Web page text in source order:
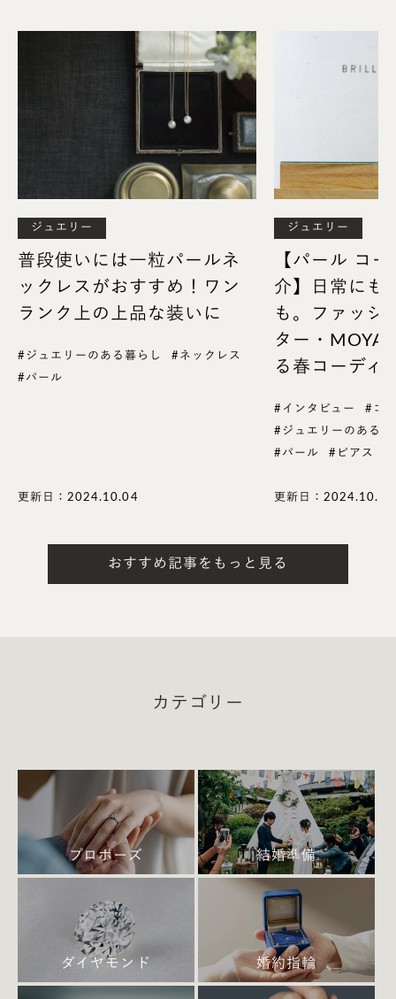
の記念日の日付」の例を組み合わせると、文面が出
スペースが限られた婚約指輪にもイニシャルと記念
日を刻印したいという場合は
＜イニシャル＞＆＜イニシャル＞’23（半角6文字）
のように日付を省略すれば、希望を叶えることができ
メッセージ
婚約指輪に贈る人から贈られる人への気持ちを込め
からの人生で大切にしたいことを刻むのも素敵です。
もちろん、全く逆の発想で、ストレートな想いを日
本語で刻印するのも素敵です。
I Do（誓います／半角4文字）
Love（愛／半角4文字）
xoxo（「ハグと頬へのキス」を表す／半角4文字）
ジュエリー
普段使いには一粒パールネ
ックレスがおすすめ！ワン
ランク上の上品な装いに
#ジュエリーのある暮らし
#ネックレス
#パール
更新日：2024.10.04
ジュエリー
【パール コ
介】日常にも
も。ファッシ
ター・MOYA
る春コーディ
#インタビュー
#コ
#ジュエリーのある暮
#パール
#ピアス
更新日：2024.10.04
おすすめ記事をもっと見る
カテゴリー
プロポーズ 結婚準備
ダイヤモンド 婚約指輪